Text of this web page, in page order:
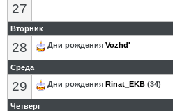
27
Вторник
28 Дни рождения Vozhd'
Среда
29 Дни рождения Rinat_EKB (34)
Четверг